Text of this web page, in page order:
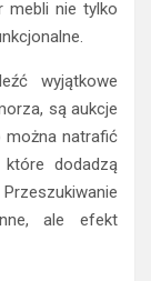
mebli nie tylko
wyjątkowe
są aukcje
można natrafić
dodadzą
ale efekt